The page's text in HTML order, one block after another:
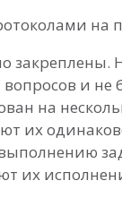
на
и не
на
их
их